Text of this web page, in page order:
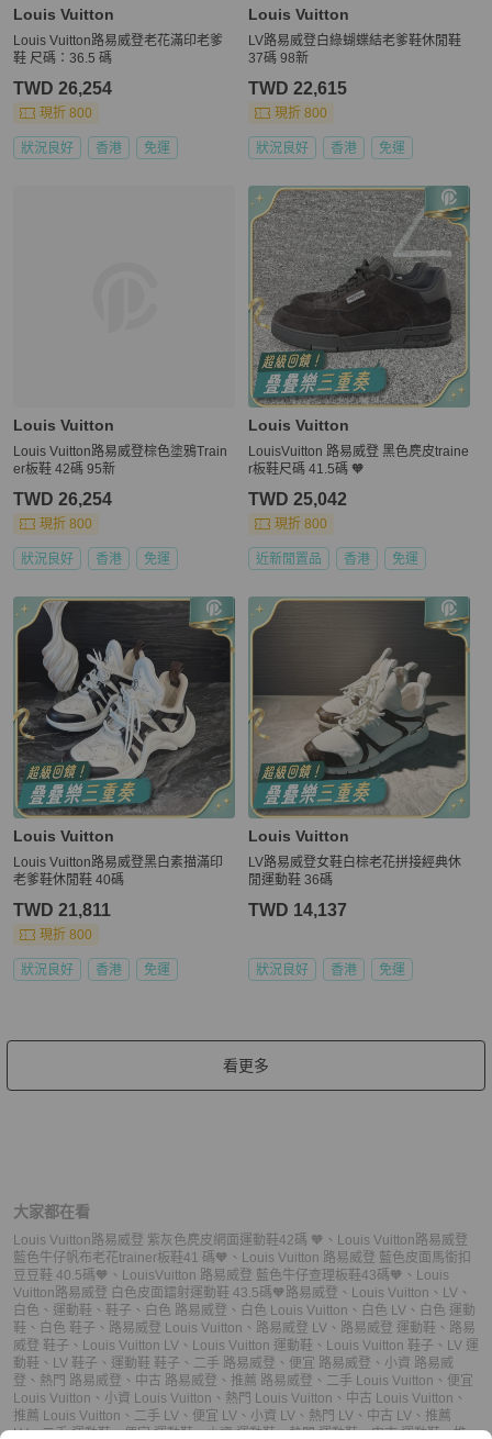
Louis Vuitton
Louis Vuitton路易威登老花滿印老爹
鞋 尺碼：36.5 碼
TWD 26,254
現折 800
狀況良好 香港 免運
Louis Vuitton
LV路易威登白綠蝴蝶結老爹鞋休閒鞋
37碼 98新
TWD 22,615
現折 800
狀況良好 香港 免運
Louis Vuitton
Louis Vuitton路易威登棕色塗鴉Train
er板鞋 42碼 95新
TWD 26,254
現折 800
狀況良好 香港 免運
Louis Vuitton
LouisVuitton 路易威登 黑色麂皮traine
r板鞋尺碼 41.5碼 🧡
TWD 25,042
現折 800
近新閒置品 香港 免運
Louis Vuitton
Louis Vuitton路易威登黑白素描滿印
老爹鞋休閒鞋 40碼
TWD 21,811
現折 800
狀況良好 香港 免運
Louis Vuitton
LV路易威登女鞋白棕老花拼接經典休
閒運動鞋 36碼
TWD 14,137
狀況良好 香港 免運
看更多
大家都在看
Louis Vuitton路易威登 紫灰色麂皮網面運動鞋42碼 🧡 、 Louis Vuitton路易威登
藍色牛仔帆布老花trainer板鞋41 碼🧡 、 Louis Vuitton 路易威登 藍色皮面馬銜扣
豆豆鞋 40.5碼🧡 、 LouisVuitton 路易威登 藍色牛仔查理板鞋43碼🧡 、 Louis
Vuitton路易威登 白色皮面鐳射運動鞋 43.5碼🧡 路易威登 、 Louis Vuitton 、 LV 、
白色 、 運動鞋 、 鞋子 、 白色 路易威登 、 白色 Louis Vuitton 、 白色 LV 、 白色 運動
鞋 、 白色 鞋子 、 路易威登 Louis Vuitton 、 路易威登 LV 、 路易威登 運動鞋 、 路易
威登 鞋子 、 Louis Vuitton LV 、 Louis Vuitton 運動鞋 、 Louis Vuitton 鞋子 、 LV 運
動鞋 、 LV 鞋子 、 運動鞋 鞋子 、 二手 路易威登 、 便宜 路易威登 、 小資 路易威
登 、 熱門 路易威登 、 中古 路易威登 、 推薦 路易威登 、 二手 Louis Vuitton 、 便宜
Louis Vuitton 、 小資 Louis Vuitton 、 熱門 Louis Vuitton 、 中古 Louis Vuitton 、
推薦 Louis Vuitton 、 二手 LV 、 便宜 LV 、 小資 LV 、 熱門 LV 、 中古 LV 、 推薦
LV、二手 運動鞋、便宜 運動鞋、小資 運動鞋、熱門 運動鞋、中古 運動鞋、推